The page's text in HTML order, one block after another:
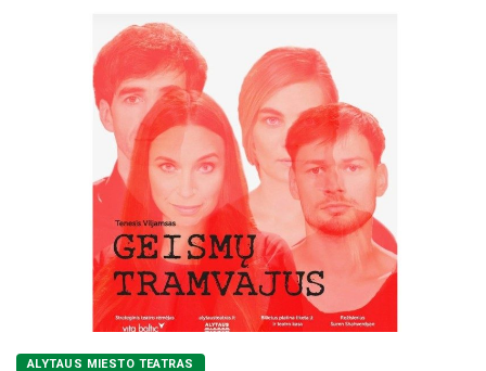
ALYTAUS MIESTO TEATRAS